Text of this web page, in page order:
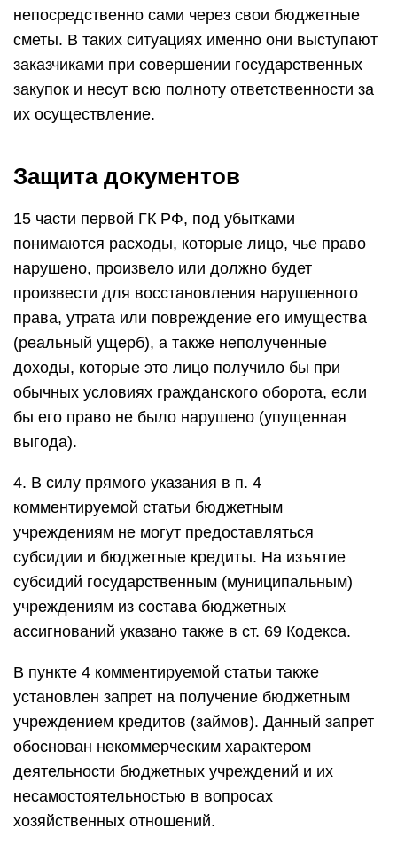
непосредственно сами через свои бюджетные
сметы. В таких ситуациях именно они выступают
заказчиками при совершении государственных
закупок и несут всю полноту ответственности за
их осуществление.
Защита документов
15 части первой ГК РФ, под убытками
понимаются расходы, которые лицо, чье право
нарушено, произвело или должно будет
произвести для восстановления нарушенного
права, утрата или повреждение его имущества
(реальный ущерб), а также неполученные
доходы, которые это лицо получило бы при
обычных условиях гражданского оборота, если
бы его право не было нарушено (упущенная
выгода).
4. В силу прямого указания в п. 4
комментируемой статьи бюджетным
учреждениям не могут предоставляться
субсидии и бюджетные кредиты. На изъятие
субсидий государственным (муниципальным)
учреждениям из состава бюджетных
ассигнований указано также в ст. 69 Кодекса.
В пункте 4 комментируемой статьи также
установлен запрет на получение бюджетным
учреждением кредитов (займов). Данный запрет
обоснован некоммерческим характером
деятельности бюджетных учреждений и их
несамостоятельностью в вопросах
хозяйственных отношений.